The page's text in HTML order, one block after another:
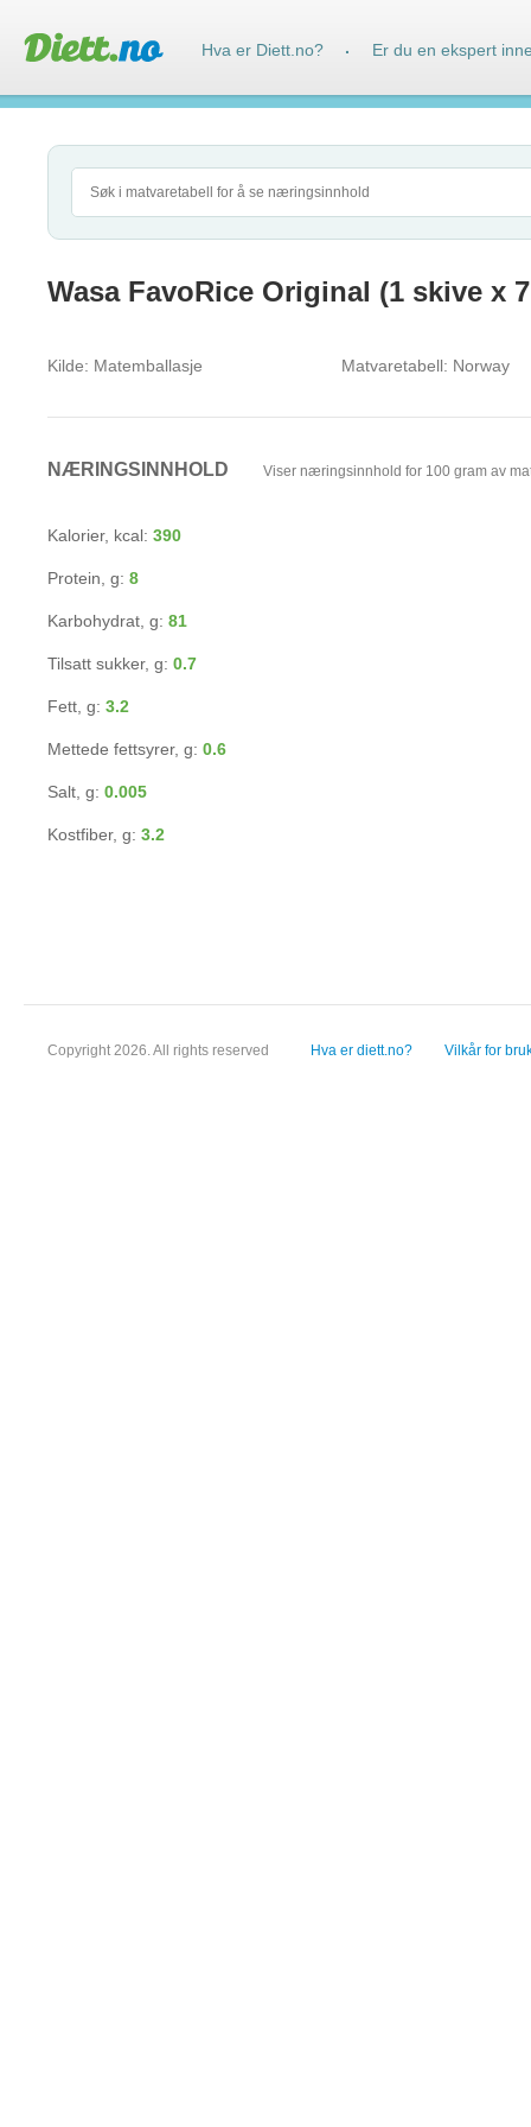
Wasa FavoRice Original (1 skive x
Kilde: Matemballasje Matvaretabell: Norway
NÆRINGSINNHOLD Viser næringsinnhold for 100 gram av
Kalorier, kcal: 390
Protein, g: 8
Karbohydrat, g: 81
Tilsatt sukker, g: 0.7
Fett, g: 3.2
Mettede fettsyrer, g: 0.6
Salt, g: 0.005
Kostfiber, g: 3.2
Copyright 2026. All rights reserved Hva er diett.no? Vilkår for
Hva er Diett.no? · Er du en ekspert